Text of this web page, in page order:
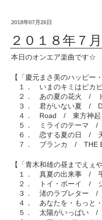
2018年07月26日
２０１８年７
本日のオンエア楽曲です☆
【「慶元まさ美のハッピー
１． いまのキミはピカ
２． あの夏の花火 / ド
３． 君がいない夏 /
４． Road / 東方神起
５． ミライのテーマ /
６． 恋する夏の日 /
７． ブランカ / THE
【「青木和雄の昼までえぇ
１． 真夏の出来事 /
２． トイ・ボーイ / シ
３． 渚のラブレター /
４． あなたを・もっと
５． 太陽がいっぱい /